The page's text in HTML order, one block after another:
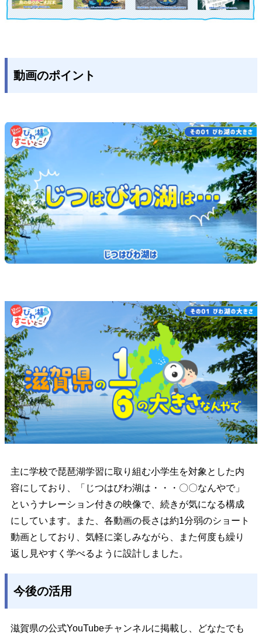
動画のポイント
主に学校で琵琶湖学習に取り組む小学生を対象とした内
容にしており、
「じつはびわ湖は・・・〇〇なんやで」
という ナレーション付きの映像で、続きが気になる構成
にしています。
また、各動画の長さは約1分弱のショート
動画としており、気軽に楽しみながら、また何度も繰り
返し見やすく学べるように設計しました。
今後の活用
滋賀県の公式YouTubeチャンネルに掲載し、どなたでも